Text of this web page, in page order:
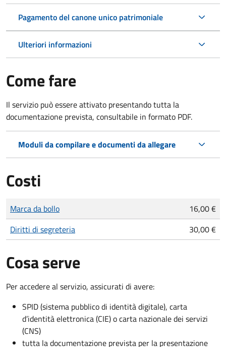
Pagamento del canone unico patrimoniale
Ulteriori informazioni
Come fare
Il servizio può essere attivato presentando tutta la
documentazione prevista, consultabile in formato PDF.
Moduli da compilare e documenti da allegare
Costi
Tipo di pagamento
Importo
Marca da bollo
16,00 €
Diritti di segreteria
30,00 €
Cosa serve
Per accedere al servizio, assicurati di avere:
SPID (sistema pubblico di identità digitale), carta
d’identità elettronica (CIE) o carta nazionale dei servizi
(CNS)
tutta la documentazione prevista per la presentazione